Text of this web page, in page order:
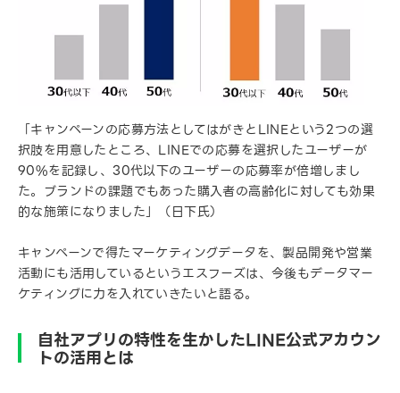
「キャンペーンの応募方法としてはがきとLINEという2つの選
択肢を用意したところ、LINEでの応募を選択したユーザーが
90%を記録し、30代以下のユーザーの応募率が倍増しまし
た。ブランドの課題でもあった購入者の高齢化に対しても効果
的な施策になりました」（日下氏）
キャンペーンで得たマーケティングデータを、製品開発や営業
活動にも活用しているというエスフーズは、今後もデータマー
ケティングに力を入れていきたいと語る。
自社アプリの特性を生かしたLINE公式アカウン
トの活用とは